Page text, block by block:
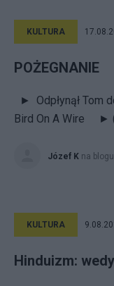
KULTURA
POŻEGNANIE
► Odpłynął
Bird On A Wire ►
Józef K na blogu
KULTURA
Hinduizm: